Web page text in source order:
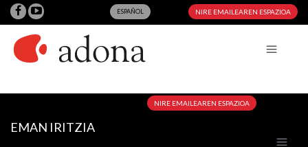
ESPAÑOL NIRE EMAILEAREN ESPAZIOA
NIRE EMAILEAREN ESPAZIOA
EMAN IRITZIA